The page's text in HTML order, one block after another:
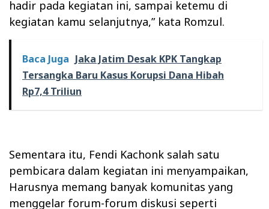
hadir pada kegiatan ini, sampai ketemu di
kegiatan kamu selanjutnya,” kata Romzul.
Baca Juga Jaka Jatim Desak KPK Tangkap
Tersangka Baru Kasus Korupsi Dana Hibah
Rp7,4 Triliun
Sementara itu, Fendi Kachonk salah satu
pembicara dalam kegiatan ini menyampaikan,
Harusnya memang banyak komunitas yang
menggelar forum-forum diskusi seperti